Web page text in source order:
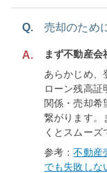
Q. 売却のため
A.
まず不動産会
あらかじめ、
ローン残高証
関係・売却希
繋がります。
くとスムーズ
参考：不動産
でも失敗しな